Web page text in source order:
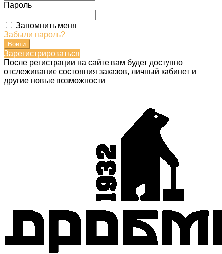
Пароль
Запомнить меня
Забыли пароль?
Зарегистрироваться
После регистрации на сайте вам будет доступно
отслеживание состояния заказов, личный кабинет и
другие новые возможности